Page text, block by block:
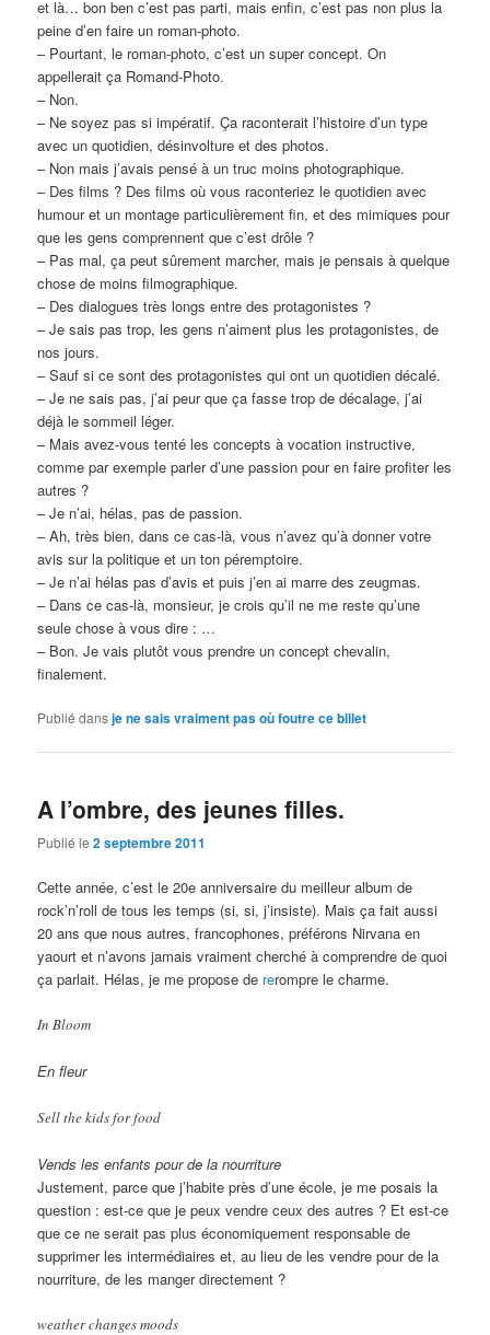
et là… bon ben c’est pas parti, mais enfin, c’est pas non plus la
peine d’en faire un roman-photo.
– Pourtant, le roman-photo, c’est un super concept. On
appellerait ça Romand-Photo.
– Non.
– Ne soyez pas si impératif. Ça raconterait l’histoire d’un type
avec un quotidien, désinvolture et des photos.
– Non mais j’avais pensé à un truc moins photographique.
– Des films ? Des films où vous raconteriez le quotidien avec
humour et un montage particulièrement fin, et des mimiques pour
que les gens comprennent que c’est drôle ?
– Pas mal, ça peut sûrement marcher, mais je pensais à quelque
chose de moins filmographique.
– Des dialogues très longs entre des protagonistes ?
– Je sais pas trop, les gens n’aiment plus les protagonistes, de
nos jours.
– Sauf si ce sont des protagonistes qui ont un quotidien décalé.
– Je ne sais pas, j’ai peur que ça fasse trop de décalage, j’ai
déjà le sommeil léger.
– Mais avez-vous tenté les concepts à vocation instructive,
comme par exemple parler d’une passion pour en faire profiter les
autres ?
– Je n’ai, hélas, pas de passion.
– Ah, très bien, dans ce cas-là, vous n’avez qu’à donner votre
avis sur la politique et un ton péremptoire.
– Je n’ai hélas pas d’avis et puis j’en ai marre des zeugmas.
– Dans ce cas-là, monsieur, je crois qu’il ne me reste qu’une
seule chose à vous dire : …
– Bon. Je vais plutôt vous prendre un concept chevalin,
finalement.
Publié dansje ne sais vraiment pas où foutre ce billet
A l’ombre, des jeunes filles.
Publié le2 septembre 2011
Cette année, c’est le 20e anniversaire du meilleur album de
rock’n’roll de tous les temps (si, si, j’insiste). Mais ça fait aussi
20 ans que nous autres, francophones, préférons Nirvana en
yaourt et n’avons jamais vraiment cherché à comprendre de quoi
ça parlait. Hélas, je me propose de rerompre le charme.
In Bloom
En fleur
Sell the kids for food
Vends les enfants pour de la nourriture
Justement, parce que j’habite près d’une école, je me posais la
question : est-ce que je peux vendre ceux des autres ? Et est-ce
que ce ne serait pas plus économiquement responsable de
supprimer les intermédiaires et, au lieu de les vendre pour de la
nourriture, de les manger directement ?
weather changes moods